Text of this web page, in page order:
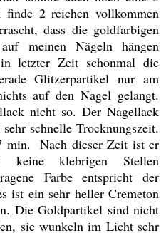
2 reichen vollkommen
dass die goldfarbigen
meinen Nägeln hängen
letzter Zeit schonmal die
Glitzerpartikel nur am
auf den Nagel gelangt.
nicht so. Der Nagellack
schnelle Trocknungszeit.
min. Nach dieser Zeit ist er
keine klebrigen Stellen
Farbe entspricht der
ist ein sehr heller Cremeton
Die Goldpartikel sind nicht
sie wunkeln im Licht sehr